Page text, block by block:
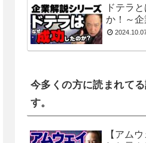
ドテラ
か！～企
今多くの方に読まれて
す。
【アム